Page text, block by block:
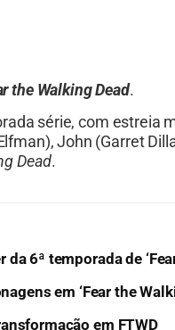
the Walking Dead.
série, com estreia
John (Garret
Dead.
6ª temporada de
em ‘Fear the
em FTWD